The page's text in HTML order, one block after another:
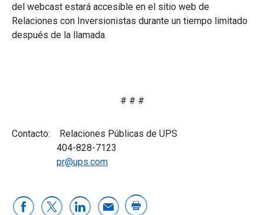
del webcast estará accesible en el sitio web de
Relaciones con Inversionistas durante un tiempo limitado
después de la llamada.
# # #
Contacto: Relaciones Públicas de UPS
404-828-7123
pr@ups.com